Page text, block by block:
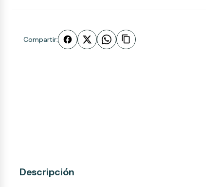
Compartir:
Descripción